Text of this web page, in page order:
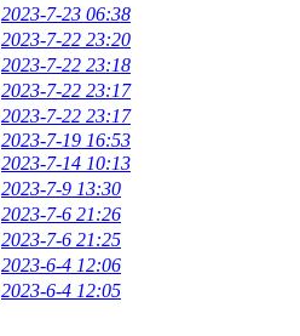
2023-7-23 06:38
2023-7-22 23:20
2023-7-22 23:18
2023-7-22 23:17
2023-7-22 23:17
2023-7-19 16:53
2023-7-14 10:13
2023-7-9 13:30
2023-7-6 21:26
2023-7-6 21:25
2023-6-4 12:06
2023-6-4 12:05